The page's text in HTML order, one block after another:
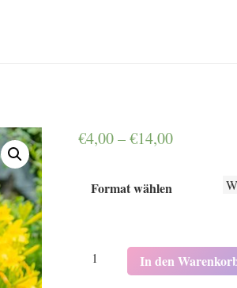
€4,00–€14,00
Format wählen
K5063
In den